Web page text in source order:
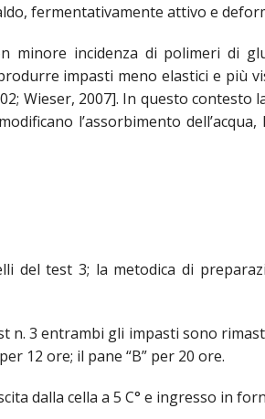
fermentativamente attivo e
minore incidenza di polimeri di
impasti meno elastici e più
Wieser, 2007]. In questo contesto
l’assorbimento dell’acqua,
del test 3; la metodica di
3 entrambi gli impasti sono
12 ore; il pane “B” per 20 ore.
dalla cella a 5 C° e ingresso in